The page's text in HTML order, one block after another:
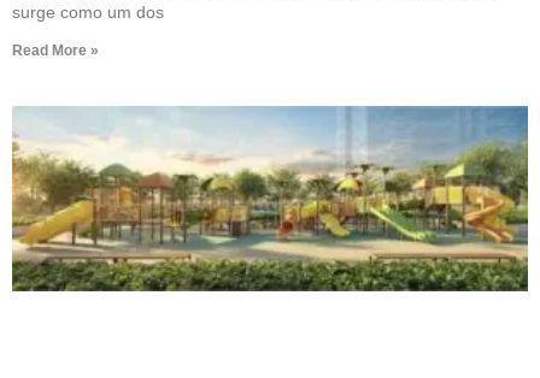
surge como um dos
Read More »